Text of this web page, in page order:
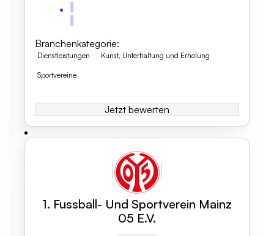
Branchenkategorie:
Dienstleistungen Kunst, Unterhaltung und Erholung
Sportvereine
Jetzt bewerten
1. Fussball- Und Sportverein Mainz
05 E.V.